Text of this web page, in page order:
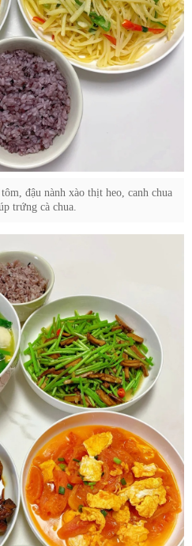
đậu nành xào thịt heo, canh chua
trứng cà chua.